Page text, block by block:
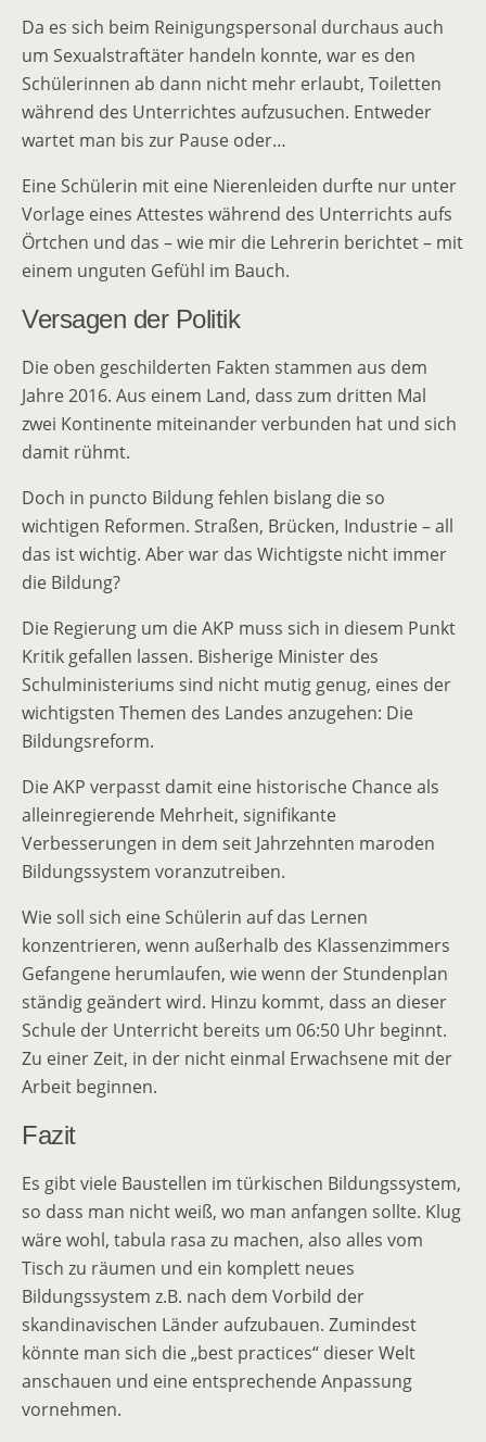
Da es sich beim Reinigungspersonal durchaus auch
um Sexualstraftäter handeln konnte, war es den
Schülerinnen ab dann nicht mehr erlaubt, Toiletten
während des Unterrichtes aufzusuchen. Entweder
wartet man bis zur Pause oder…
Eine Schülerin mit eine Nierenleiden durfte nur unter
Vorlage eines Attestes während des Unterrichts aufs
Örtchen und das – wie mir die Lehrerin berichtet – mit
einem unguten Gefühl im Bauch.
Versagen der Politik
Die oben geschilderten Fakten stammen aus dem
Jahre 2016. Aus einem Land, dass zum dritten Mal
zwei Kontinente miteinander verbunden hat und sich
damit rühmt.
Doch in puncto Bildung fehlen bislang die so
wichtigen Reformen. Straßen, Brücken, Industrie – all
das ist wichtig. Aber war das Wichtigste nicht immer
die Bildung?
Die Regierung um die AKP muss sich in diesem Punkt
Kritik gefallen lassen. Bisherige Minister des
Schulministeriums sind nicht mutig genug, eines der
wichtigsten Themen des Landes anzugehen: Die
Bildungsreform.
Die AKP verpasst damit eine historische Chance als
alleinregierende Mehrheit, signifikante
Verbesserungen in dem seit Jahrzehnten maroden
Bildungssystem voranzutreiben.
Wie soll sich eine Schülerin auf das Lernen
konzentrieren, wenn außerhalb des Klassenzimmers
Gefangene herumlaufen, wie wenn der Stundenplan
ständig geändert wird. Hinzu kommt, dass an dieser
Schule der Unterricht bereits um 06:50 Uhr beginnt.
Zu einer Zeit, in der nicht einmal Erwachsene mit der
Arbeit beginnen.
Fazit
Es gibt viele Baustellen im türkischen Bildungssystem,
so dass man nicht weiß, wo man anfangen sollte. Klug
wäre wohl, tabula rasa zu machen, also alles vom
Tisch zu räumen und ein komplett neues
Bildungssystem z.B. nach dem Vorbild der
skandinavischen Länder aufzubauen. Zumindest
könnte man sich die „best practices“ dieser Welt
anschauen und eine entsprechende Anpassung
vornehmen.